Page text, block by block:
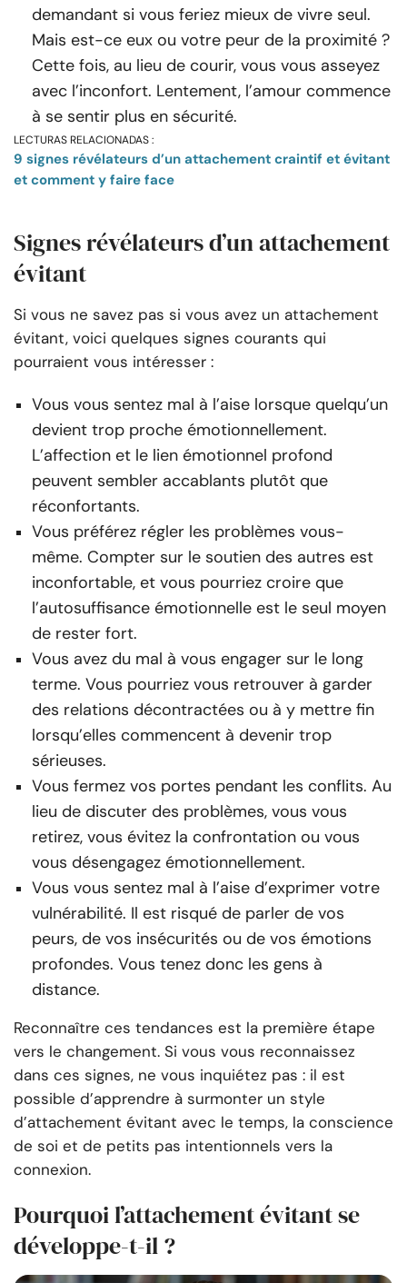
demandant si vous feriez mieux de vivre seul.
Mais est-ce eux ou votre peur de la proximité ?
Cette fois, au lieu de courir, vous vous asseyez
avec l’inconfort. Lentement, l’amour commence
à se sentir plus en sécurité.
LECTURAS RELACIONADAS :
9 signes révélateurs d’un attachement craintif et évitant
et comment y faire face
Signes révélateurs d’un attachement
évitant
Si vous ne savez pas si vous avez un attachement
évitant, voici quelques signes courants qui
pourraient vous intéresser :
Vous vous sentez mal à l’aise lorsque quelqu’un
devient trop proche émotionnellement.
L’affection et le lien émotionnel profond
peuvent sembler accablants plutôt que
réconfortants.
Vous préférez régler les problèmes vous-
même. Compter sur le soutien des autres est
inconfortable, et vous pourriez croire que
l’autosuffisance émotionnelle est le seul moyen
de rester fort.
Vous avez du mal à vous engager sur le long
terme. Vous pourriez vous retrouver à garder
des relations décontractées ou à y mettre fin
lorsqu’elles commencent à devenir trop
sérieuses.
Vous fermez vos portes pendant les conflits. Au
lieu de discuter des problèmes, vous vous
retirez, vous évitez la confrontation ou vous
vous désengagez émotionnellement.
Vous vous sentez mal à l’aise d’exprimer votre
vulnérabilité. Il est risqué de parler de vos
peurs, de vos insécurités ou de vos émotions
profondes. Vous tenez donc les gens à
distance.
Reconnaître ces tendances est la première étape
vers le changement. Si vous vous reconnaissez
dans ces signes, ne vous inquiétez pas : il est
possible d’apprendre à surmonter un style
d’attachement évitant avec le temps, la conscience
de soi et de petits pas intentionnels vers la
connexion.
Pourquoi l’attachement évitant se
développe-t-il ?